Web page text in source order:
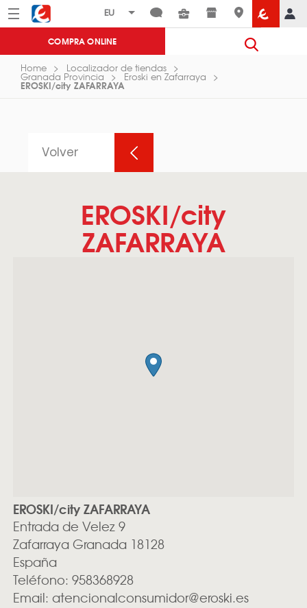
Menú Eroski
COMPRA ONLINE
Home Localizador de tiendas
Granada Provincia Eroski en Zafarraya
EROSKI/city ZAFARRAYA
Volver
EROSKI/city
ZAFARRAYA
EROSKI/city ZAFARRAYA
Entrada de Velez 9
Zafarraya Granada 18128
España
Teléfono: 958368928
Email: atencionalconsumidor@eroski.es